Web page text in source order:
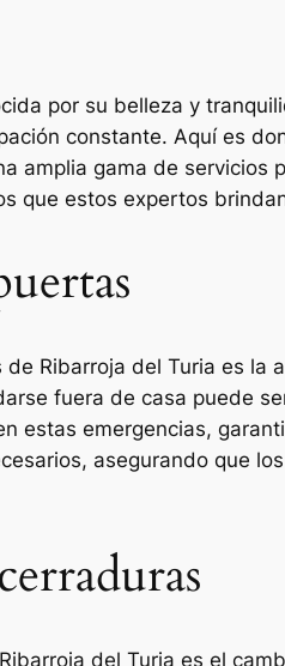
por su belleza y
constante. Aquí es
amplia gama de
que estos expertos
Ribarroja del Turia es
fuera de casa puede
estas emergencias,
asegurando que
del Turia es el